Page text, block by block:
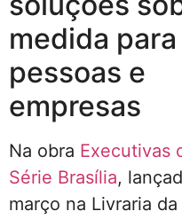
medida para
pessoas e
empresas
Na obra Executivas
Série Brasília,
março na Livraria da